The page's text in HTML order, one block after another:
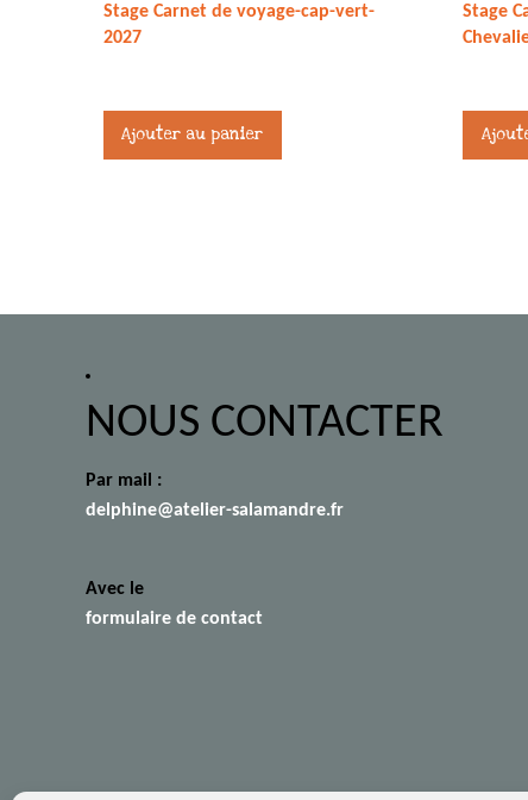
Stage Carnet de voyage-cap-vert-
2027
Ajouter au panier
Stage
NOUS CONTACTER
Par mail :
delphine@atelier-salamandre.fr
Avec le
formulaire de contact